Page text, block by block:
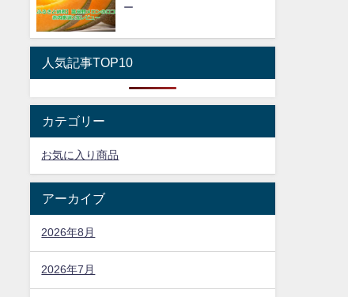
ー
人気記事TOP10
カテゴリー
お気に入り商品
アーカイブ
2026年8月
2026年7月